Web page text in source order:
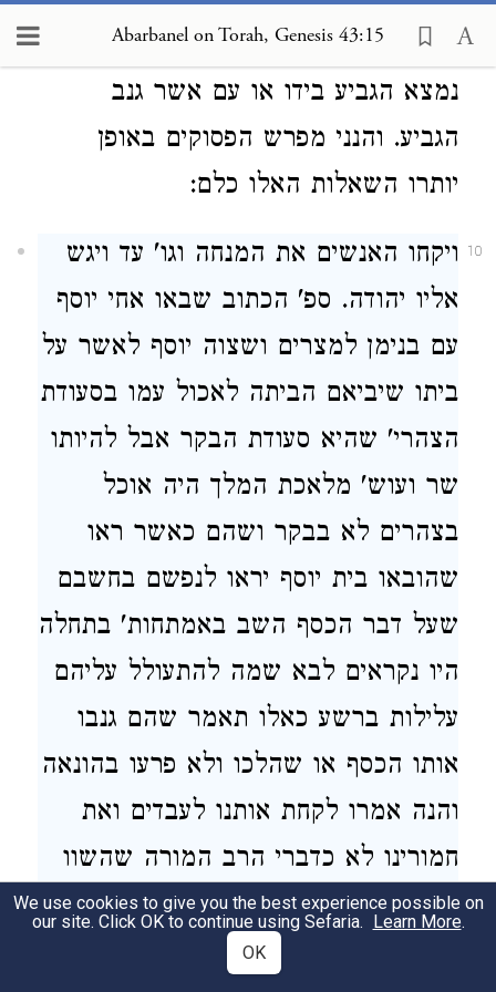
Abarbanel on Torah, Genesis 43:15
הננו עבדים לאדוני גם אנחנו עם אשר
נמצא הגביע בידו או עם אשר גנב
הגביע. והנני מפרש הפסוקים באופן
יותרו השאלות האלו כלם:
10
ויקחו האנשים את המנחה וגו' עד ויגש
אליו יהודה. ספ' הכתוב שבאו אחי יוסף
עם בנימן למצרים ושצוה יוסף לאשר על
ביתו שיביאם הביתה לאכול עמו בסעודת
הצהרי' שהיא סעודת הבקר אבל להיותו
שר ועוש' מלאכת המלך היה אוכל
בצהרים לא בבקר ושהם כאשר ראו
שהובאו בית יוסף יראו לנפשם בחשבם
שעל דבר הכסף השב באמתחות' בתחלה
היו נקראים לבא שמה להתעולל עליהם
עלילות ברשע כאלו תאמר שהם גנבו
אותו הכסף או שהלכו ולא פרעו בהונאה
והנה אמרו לקחת אותנו לעבדים ואת
חמורינו לא כדברי הרב המורה שהשוו
עצמ' לחמורים אלא להגיד שחששו
שאולי האיש או יוסף נתנו עיניהם לאמ'
We use cookies to give you the best experience possible on
our site. Click OK to continue using Sefaria. Learn More.
OK